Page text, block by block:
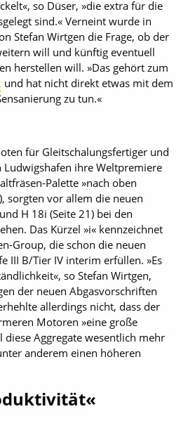
so Düser, »die extra für die
sind.« Verneint wurde in
Stefan Wirtgen die Frage, ob der
will und künftig eventuell
herstellen will. »Das gehört zum
und hat nicht direkt etwas mit dem
zu tun.«
für Gleitschalungsfertiger und
Ludwigshafen ihre Weltpremiere
Palette »nach oben
sorgten vor allem die neuen
H 18i (Seite 21) bei den
Das Kürzel »i« kennzeichnet
Group, die schon die neuen
III B/Tier IV interim erfüllen. »Es
so Stefan Wirtgen,
der neuen Abgasvorschriften
allerdings nicht, dass der
Motoren »eine große
diese Aggregate wesentlich mehr
anderem einen höheren